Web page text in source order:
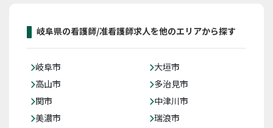
岐阜県の看護師/准看護師求人を他のエリアから探す
岐阜市
大垣市
高山市
多治見市
関市
中津川市
美濃市
瑞浪市